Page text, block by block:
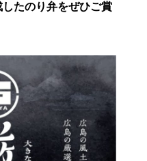
たのり弁をぜひご賞